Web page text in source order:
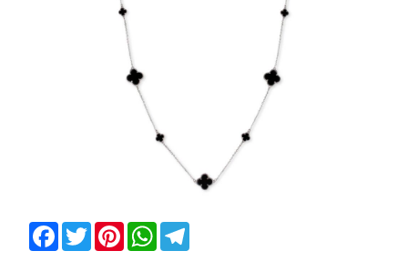
FacebookTwitterPinterestWhatsAppTelegram